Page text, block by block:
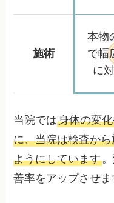
施術
本物
で幅
に
当院では身体の変
に、当院は検査か
ようにしています
善率をアップさせま